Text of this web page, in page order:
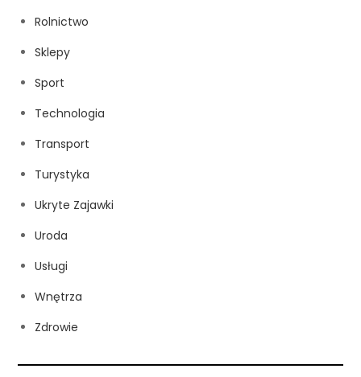
Rolnictwo
Sklepy
Sport
Technologia
Transport
Turystyka
Ukryte Zajawki
Uroda
Usługi
Wnętrza
Zdrowie